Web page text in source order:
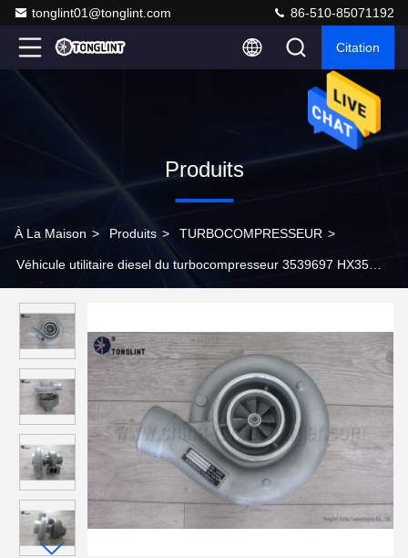
tonglint01@tonglint.com 86-510-85071192
Citation
Produits
À La Maison > Produits > TURBOCOMPRESSEUR >
Véhicule utilitaire diesel du turbocompresseur 3539697 HX35
6BT